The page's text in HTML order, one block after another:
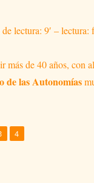
lectura: 9′ –
más de 40 años, con
de las Autonomías
QUERIDA
,
Página
4